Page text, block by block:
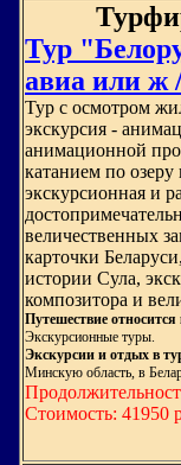
Тур
авиа или ж
Тур с осмотром
экскурсия -
анимационной
катанием по озеру
экскурсионная и
величественных
карточки
истории Сула,
композитора и
Путешествие
Экскурсионные туры.
Экскурсии и отдых в
Минскую область, в
Стоимость: 41950